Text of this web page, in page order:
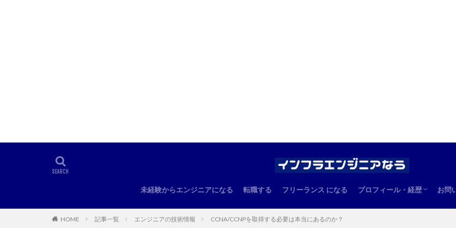
未経験からエンジニアになる 転職する フリーランス になる プロフィール・経歴
エンジニアとしての経歴
管理人のプロフィール
お問
HOME 記事一覧 エンジニアの技術情報 CCNA/CCNPを取得する必要は本当にあるのか？